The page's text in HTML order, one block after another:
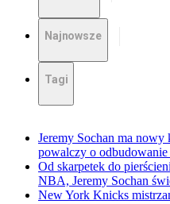
Najnowsze
Tagi
Jeremy Sochan ma
powalczy o
Od skarpetek do
NBA, Jeremy Sochan
New York Knicks